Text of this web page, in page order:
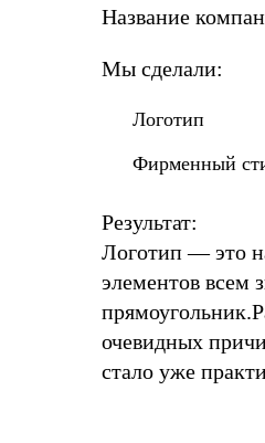
Название
Мы сделали:
Логотип
Фирменный
Результат:
Логотип — это
элементов всем
очевидных
стало уже